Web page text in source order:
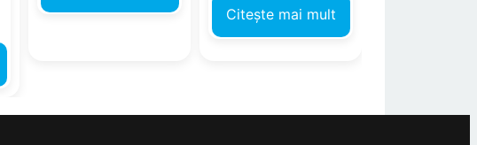
Citește mai mult